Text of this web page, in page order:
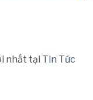
nhất tại Tin Tức